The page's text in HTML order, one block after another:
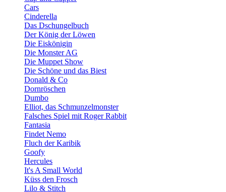
Cars
Cinderella
Das Dschungelbuch
Der König der Löwen
Die Eiskönigin
Die Monster AG
Die Muppet Show
Die Schöne und das Biest
Donald & Co
Dornröschen
Dumbo
Elliot, das Schmunzelmonster
Falsches Spiel mit Roger Rabbit
Fantasia
Findet Nemo
Fluch der Karibik
Goofy
Hercules
It's A Small World
Küss den Frosch
Lilo & Stitch